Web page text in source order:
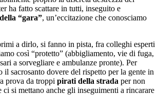
ha fatto scattare in tutti, inseguito e
“gara”, un’eccitazione che conosciamo
a dirlo, si fanno in pista, fra colleghi esperti
così “protetto” (abbigliamento, vie di fuga,
a sorvegliare e ambulanze pronte). Per
il sacrosanto dovere del rispetto per la gente in
prova da troppi pirati della strada per non
ci si mettano anche gli inseguimenti a rincarare